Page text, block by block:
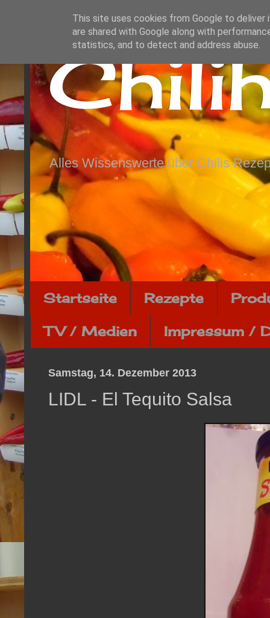
Alles Wissenswerte über Chilis
Startseite Rezepte
TV / Medien Impressum /
Samstag, 14. Dezember 2013
LIDL - El Tequito Salsa
This site uses cookies from Google to deliver
are shared with Google along with
statistics, and to detect and address abuse.